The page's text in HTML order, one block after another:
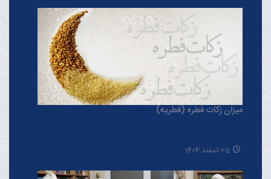
میزان زکات فطره (فطریه)
25 اسفند 1404